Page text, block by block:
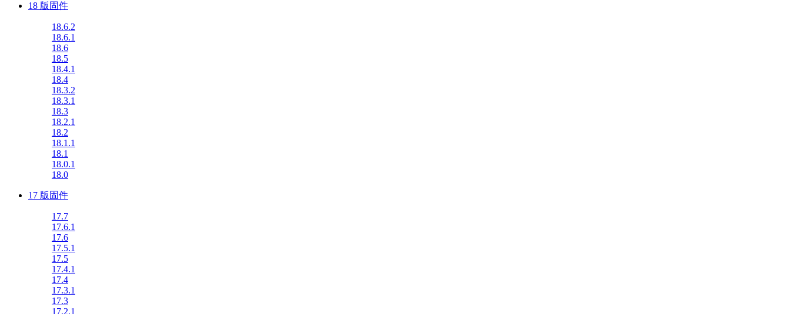
18 版固件
18.6.2
18.6.1
18.6
18.5
18.4.1
18.4
18.3.2
18.3.1
18.3
18.2.1
18.2
18.1.1
18.1
18.0.1
18.0
17 版固件
17.7
17.6.1
17.6
17.5.1
17.5
17.4.1
17.4
17.3.1
17.3
17.2.1